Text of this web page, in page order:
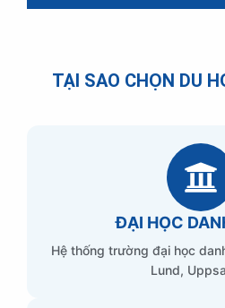
TẠI SAO CHỌN DU
ĐẠI HỌC
Hệ thống trường đại học
Lund,